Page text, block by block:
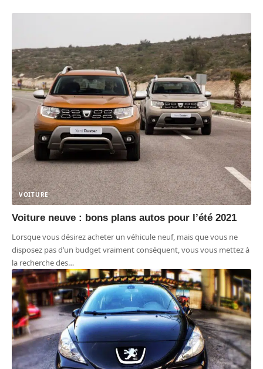
VOITURE
Voiture neuve : bons plans autos pour l’été 2021
Lorsque vous désirez acheter un véhicule neuf, mais que vous ne
disposez pas d’un budget vraiment conséquent, vous vous mettez à
la recherche des…